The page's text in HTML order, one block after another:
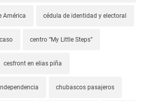
América cédula de identidad y electoral
centro “My Little Steps”
cesfront en elias piña
chubascos pasajeros